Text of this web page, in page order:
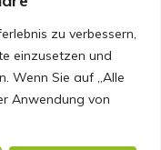
zu verbessern,
einzusetzen und
Wenn Sie auf „Alle
Anwendung von